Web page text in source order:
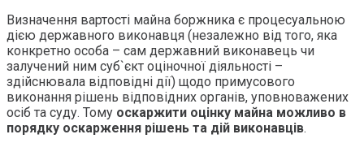
Визначення вартості майна боржника є процесуальною
дією державного виконавця (незалежно від того, яка
конкретно особа – сам державний виконавець чи
залучений ним суб`єкт оціночної діяльності –
здійснювала відповідні дії) щодо примусового
виконання рішень відповідних органів, уповноважених
осіб та суду. Тому оскаржити оцінку майна можливо в
порядку оскарження рішень та дій виконавців.